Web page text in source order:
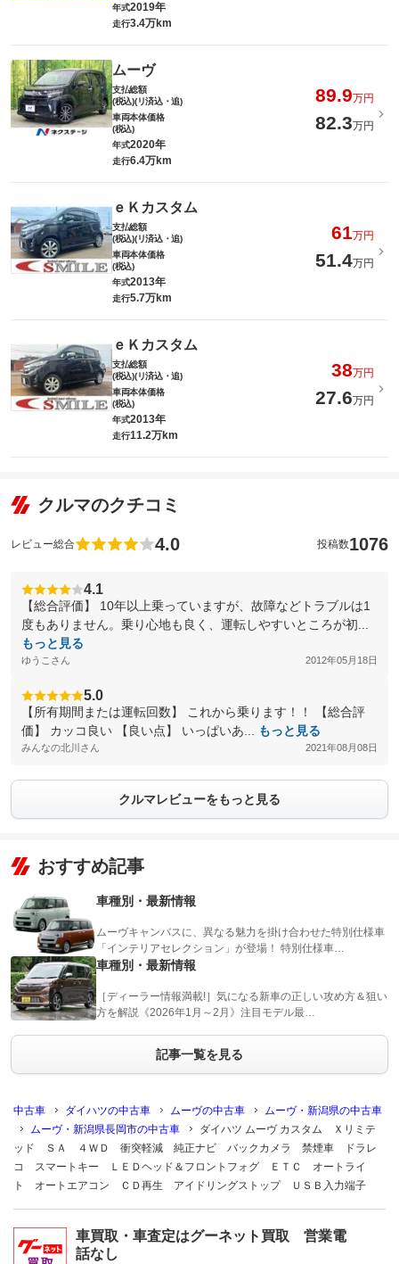
年式2019年
走行3.4万km
ムーヴ
支払総額
(税込)(リ済込・追)
89.9万円
車両本体価格
(税込)
82.3万円
年式2020年
走行6.4万km
ｅＫカスタム
支払総額
(税込)(リ済込・追)
61万円
車両本体価格
(税込)
51.4万円
年式2013年
走行5.7万km
ｅＫカスタム
支払総額
(税込)(リ済込・追)
38万円
車両本体価格
(税込)
27.6万円
年式2013年
走行11.2万km
クルマのクチコミ
レビュー総合 4.0 投稿数1076
4.1
【総合評価】 10年以上乗っていますが、故障などトラブルは1
度もありません。乗り心地も良く、運転しやすいところが初...
もっと見る
ゆうこさん 2012年05月18日
5.0
【所有期間または運転回数】 これから乗ります！！ 【総合評
価】 カッコ良い 【良い点】 いっぱいあ...
もっと見る
みんなの北川さん 2021年08月08日
クルマレビューをもっと見る
おすすめ記事
車種別・最新情報
ムーヴキャンバスに、異なる魅力を掛け合わせた特別仕様車
「インテリアセレクション」が登場！ 特別仕様車…
車種別・最新情報
［ディーラー情報満載!］気になる新車の正しい攻め方＆狙い
方を解説《2026年1月～2月》注目モデル最…
記事一覧を見る
中古車 ダイハツの中古車 ムーヴの中古車
ムーヴ・新潟県の中古車
ムーヴ・新潟県長岡市の中古車
ダイハツ ムーヴ カスタム Ｘリミテ
ッド ＳＡ ４ＷＤ 衝突軽減 純正ナビ バックカメラ 禁煙車 ドラレ
コ スマートキー ＬＥＤヘッド＆フロントフォグ ＥＴＣ オートライ
ト オートエアコン ＣＤ再生 アイドリングストップ ＵＳＢ入力端子
車買取・車査定はグーネット買取 営業電
話なし